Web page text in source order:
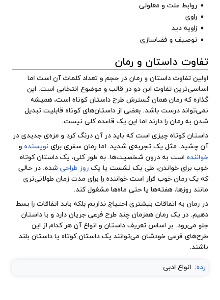
روابط علت و معلولی
راوی
زاویه دید
توصیف و فضاسازی
تفاوت داستان و رمان
اولین تفاوت داستان و رمان در حجم و تعداد کلمات آن است اما
اساسی‌ترین تفاوت این دو در قالب و موضوع انتخابی است. این
گذاره که رمان همان گسترش طرح داستان کوتاه است، همیشه
نمی‌تواند درست باشد. بعضی از داستان‌های کوتاه‌ قابلیت تبدیل
شدن به رمان را دارند اما این یک قاعده کلی نیست.
داستان کوتاه چیزی است که باید در آن درنگ کرد و مزه‌ی جدیدی در
آن چشید. مثل یک تجربه‌ی شدید. اما رمان سفری برای نویسنده و
خواننده است به درون شخصیت‌ها. به طور کلی، یک داستان کوتاه
خوب برای خواندن، طی یک نشست یا یک روز طراحی شده. در حالی
که یک رمان خوب قرار است خواننده را برای مدت زمان طولانی‌تری
مانند روزها، هفته‌ها یا حتی ماه‌ها مشغول کند.
در رمان به اتفاقات بیشتری احتیاج نداریم بلکه باید اتفاقات را بسط
دهیم. در یک رمان همزمان چند طرح فرعی جریان دارد و با داستان
جلو می‌رود. بر اساس تعریف داستان و انواع آن هر کدام از این
طرح‌های فرعی خودشان می‌توانند یک داستان کوتاه یا داستان بلند
باشند.
رده: انواع ادبی